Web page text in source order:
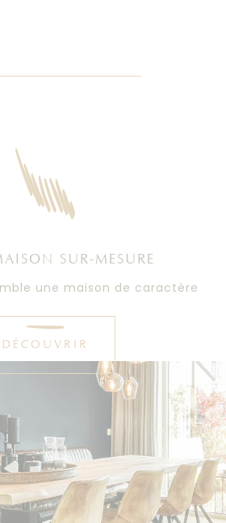
SUR-MESURE
une maison de caractère
DÉCOUVRIR